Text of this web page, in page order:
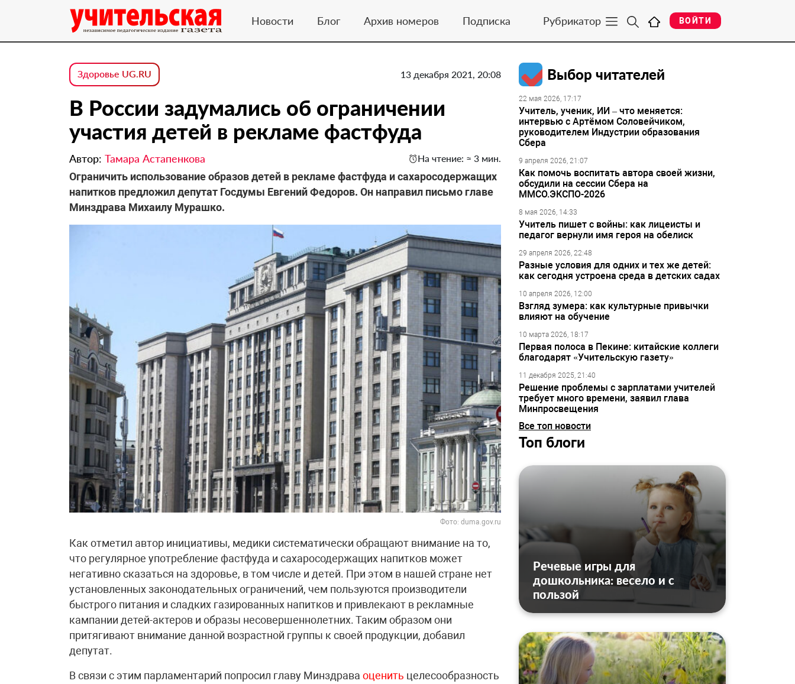
Новости Блог Архив номеров Подписка Рубрикатор ВОЙТИ
Здоровье UG.RU 13 декабря 2021, 20:08
В России задумались об ограничении
участия детей в рекламе фастфуда
Автор: Тамара Астапенкова На чтение: ≈ 3 мин.
Ограничить использование образов детей в рекламе фастфуда и сахаросодержащих
напитков предложил депутат Госдумы Евгений Федоров. Он направил письмо главе
Минздрава Михаилу Мурашко.
Фото: duma.gov.ru
Как отметил автор инициативы, медики систематически обращают внимание на то,
что регулярное употребление фастфуда и сахаросодержащих напитков может
негативно сказаться на здоровье, в том числе и детей. При этом в нашей стране нет
установленных законодательных ограничений, чем пользуются производители
быстрого питания и сладких газированных напитков и привлекают в рекламные
кампании детей-актеров и образы несовершеннолетних. Таким образом они
притягивают внимание данной возрастной группы к своей продукции, добавил
депутат.
В связи с этим парламентарий попросил главу Минздрава оценить целесообразность
Выбор читателей
22 мая 2026, 17:17
Учитель, ученик, ИИ – что меняется:
интервью с Артёмом Соловейчиком,
руководителем Индустрии образования
Сбера
9 апреля 2026, 21:07
Как помочь воспитать автора своей жизни,
обсудили на сессии Сбера на
ММСО.ЭКСПО-2026
8 мая 2026, 14:33
Учитель пишет с войны: как лицеисты и
педагог вернули имя героя на обелиск
29 апреля 2026, 22:48
Разные условия для одних и тех же детей:
как сегодня устроена среда в детских садах
10 апреля 2026, 12:00
Взгляд зумера: как культурные привычки
влияют на обучение
10 марта 2026, 18:17
Первая полоса в Пекине: китайские коллеги
благодарят «Учительскую газету»
11 декабря 2025, 21:40
Решение проблемы с зарплатами учителей
требует много времени, заявил глава
Минпросвещения
Все топ новости
Топ блоги
Речевые игры для
дошкольника: весело и с
пользой